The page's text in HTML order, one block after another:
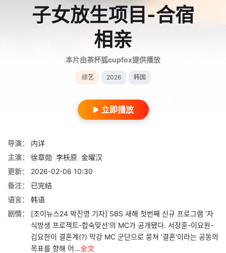
子女放生项目-合宿
相亲
本片由茶杯狐cupfox提供播放
综艺 2026 韩国
立即播放
导演：
内详
主演：
徐章勋 李枖原 金曜汉
更新：
2026-02-06 10:30
备注：
已完结
语言：
韩语
剧情：
[조이뉴스24 박진영 기자] SBS 새해 첫번째 신규 프로그램 '자
식방생 프로젝트-합숙맞선'의 MC가 공개됐다. 서장훈-이요원-
김요한이 결혼계(?) 막강 MC 군단으로 뭉쳐 '결혼'이라는 공동의
목표를 향해 어...全文